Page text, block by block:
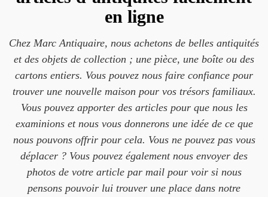
en ligne
Chez Marc Antiquaire, nous achetons de belles antiquités
et des objets de collection ; une pièce, une boîte ou des
cartons entiers. Vous pouvez nous faire confiance pour
trouver une nouvelle maison pour vos trésors familiaux.
Vous pouvez apporter des articles pour que nous les
examinions et nous vous donnerons une idée de ce que
nous pouvons offrir pour cela. Vous ne pouvez pas vous
déplacer ? Vous pouvez également nous envoyer des
photos de votre article par mail pour voir si nous
pensons pouvoir lui trouver une place dans notre